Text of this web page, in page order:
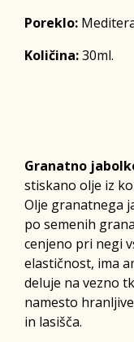
Poreklo:
Količina:30ml.
Granatno
stiskano olje iz
Olje granatnega
po semenih
cenjeno pri negi
elastičnost, ima
deluje na vezno
namesto
in lasišča.